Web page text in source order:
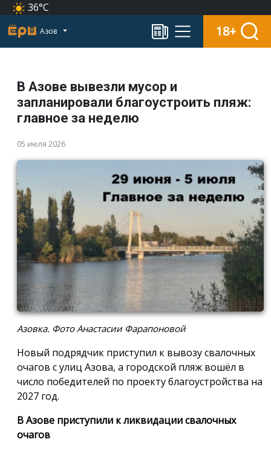
36°C
Азов 18+
В Азове вывезли мусор и
запланировали благоустроить пляж:
главное за неделю
05 июля 2026
Азовка. Фото Анастасии Фарапоновой
Новый подрядчик приступил к вывозу свалочных
очагов с улиц Азова, а городской пляж вошёл в
число победителей по проекту благоустройства на
2027 год.
В Азове приступили к ликвидации свалочных
очагов